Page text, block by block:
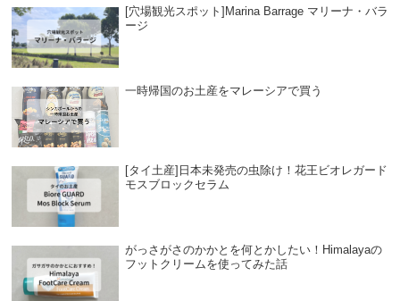
[穴場観光スポット]Marina Barrage マリーナ・バラ
ージ
一時帰国のお土産をマレーシアで買う
[タイ土産]日本未発売の虫除け！花王ビオレガード
モスブロックセラム
がっさがさのかかとを何とかしたい！Himalayaの
フットクリームを使ってみた話